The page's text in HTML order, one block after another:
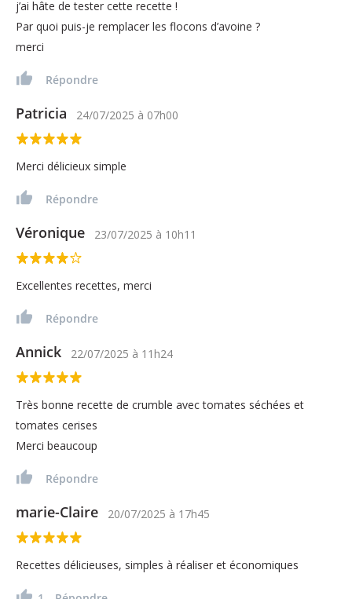
j’ai hâte de tester cette recette !
Par quoi puis-je remplacer les flocons d’avoine ?
merci
Répondre
Patricia 24/07/2025 à 07h00
Merci délicieux simple
Répondre
Véronique 23/07/2025 à 10h11
Excellentes recettes, merci
Répondre
Annick 22/07/2025 à 11h24
Très bonne recette de crumble avec tomates séchées et
tomates cerises
Merci beaucoup
Répondre
marie-Claire 20/07/2025 à 17h45
Recettes délicieuses, simples à réaliser et économiques